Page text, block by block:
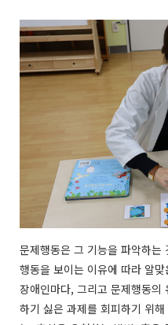
문제행동은 그 기능을 파악하는
행동을 보이는 이유에 따라 알
장애인마다, 그리고 문제행동의
하기 싫은 과제를 회피하기 위